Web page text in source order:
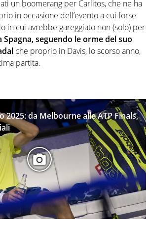
un boomerang per Carlitos, che ne ha
in occasione dell’evento a cui forse
in cui avrebbe gareggiato non (solo) per
Spagna, seguendo le orme del suo
che proprio in Davis, lo scorso anno,
partita.
2025: da Melbourne alle ATP Finals,